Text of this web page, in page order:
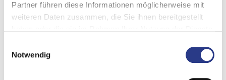
Partner führen diese Informationen möglicherweise mit
weiteren Daten zusammen, die Sie ihnen bereitgestellt
Notwendig
muestra tanto la clasificación relativa como la categorización.